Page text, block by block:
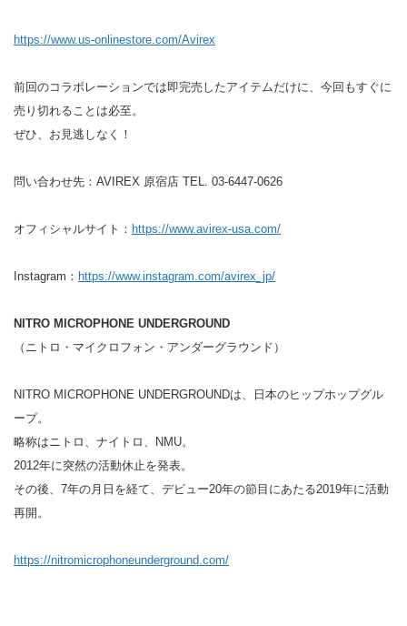
https://www.us-onlinestore.com/Avirex
前回のコラボレーションでは即完売したアイテムだけに、今回もすぐに
売り切れることは必至。
ぜひ、お見逃しなく！
問い合わせ先：AVIREX 原宿店 TEL. 03-6447-0626
オフィシャルサイト： https://www.avirex-usa.com/
Instagram： https://www.instagram.com/avirex_jp/
NITRO MICROPHONE UNDERGROUND
（ニトロ・マイクロフォン・アンダーグラウンド）
NITRO MICROPHONE UNDERGROUNDは、日本のヒップホップグル
ープ。
略称はニトロ、ナイトロ、NMU。
2012年に突然の活動休止を発表。
その後、7年の月日を経て、デビュー20年の節目にあたる2019年に活動
再開。
https://nitromicrophoneunderground.com/